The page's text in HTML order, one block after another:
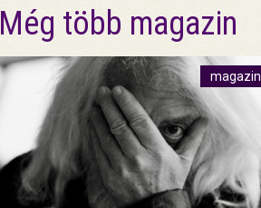
Még több magazin
magazin